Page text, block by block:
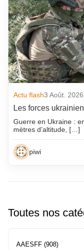
Actu flash3 Août. 2026
Les forces
Guerre en Ukraine :
mètres d’altitude, […]
piwi
Toutes nos
AAESFF (908)